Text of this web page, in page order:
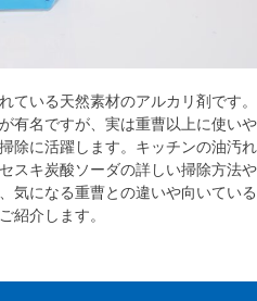
ている天然素材のアルカリ剤です。
有名ですが、実は重曹以上に使いや
除に活躍します。キッチンの油汚れ
スキ炭酸ソーダの詳しい掃除方法や
気になる重曹との違いや向いている
紹介します。